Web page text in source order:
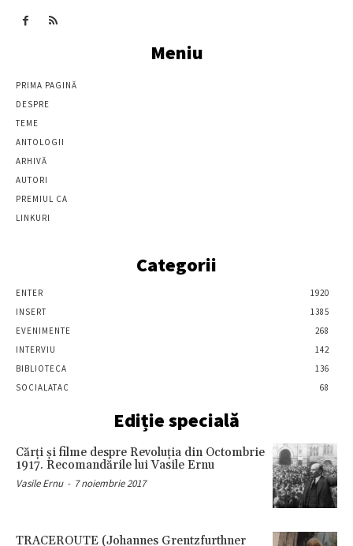
Meniu
PRIMA PAGINĂ
DESPRE
TEME
ANTOLOGII
ARHIVĂ
AUTORI
PREMIUL CA
LINKURI
Categorii
ENTER
1920
INSERT
1385
EVENIMENTE
268
INTERVIU
142
BIBLIOTECA
136
SOCIALATAC
68
Ediție specială
Cărţi şi filme despre Revoluţia din Octombrie
1917. Recomandările lui Vasile Ernu
Vasile Ernu - 7 noiembrie 2017
TRACEROUTE (Johannes Grentzfurthner